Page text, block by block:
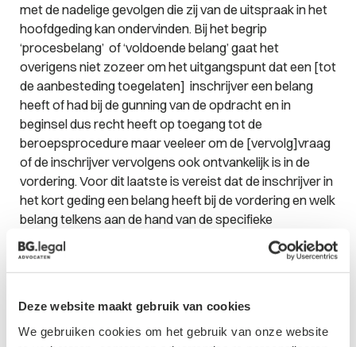
Deze website maakt gebruik van cookies
We gebruiken cookies om het gebruik van onze website
met de nadelige gevolgen die zij van de uitspraak in het
hoofdgeding kan ondervinden. Bij het begrip
‘procesbelang’ of ‘voldoende belang’ gaat het
overigens niet zozeer om het uitgangspunt dat een [tot
de aanbesteding toegelaten] inschrijver een belang
heeft of had bij de gunning van de opdracht en in
beginsel dus recht heeft op toegang tot de
beroepsprocedure maar veeleer om de [vervolg]vraag
of de inschrijver vervolgens ookontvankelijkis in de
vordering. Voor dit laatste is vereist dat de inschrijver in
het kort gedingeen belangheeft bij de vordering en welk
belang telkens aan de hand van de specifieke
omstandigheden moet worden bepaald. Dit laatste kan
als volgt worden geïllustreerd. Een niet-winnende
inschrijver die in een aanbesteding in de ranking als
geding waarin hij stelt dat er ten onrechte is gegund aan
de enige “winnaar” omdat deze –bijvoorbeeld– een